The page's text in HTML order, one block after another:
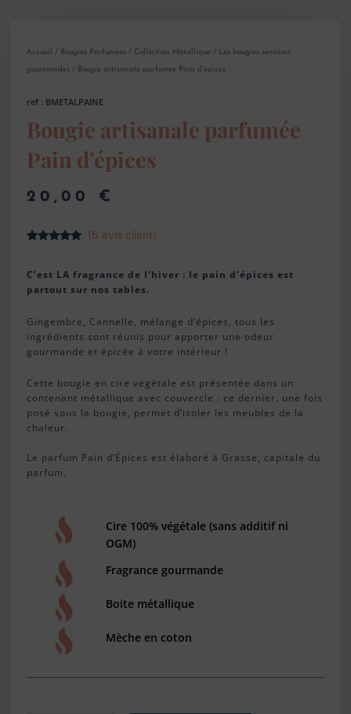
Accueil / Bougies Parfumées / Collection Métallique / Les bougies senteurs
gourmandes / Bougie artisanale parfumée Pain d’épices
ref : BMETALPAINE
Bougie artisanale parfumée
Pain d’épices
20,00 €
basé sur
notations
client
(6 avis client)
C’est LA fragrance de l’hiver : le pain d’épices est
partout sur nos tables.
Gingembre, Cannelle, mélange d’épices, tous les
ingrédients sont réunis pour apporter une odeur
gourmande et épicée à votre intérieur !
Cette bougie en cire végétale est présentée dans un
contenant métallique avec couvercle : ce dernier, une fois
posé sous la bougie, permet d’isoler les meubles de la
chaleur.
Le parfum Pain d’Épices est élaboré à Grasse, capitale du
parfum.
Cire 100% végétale (sans additif ni
OGM)
Fragrance gourmande
Boite métallique
Mèche en coton